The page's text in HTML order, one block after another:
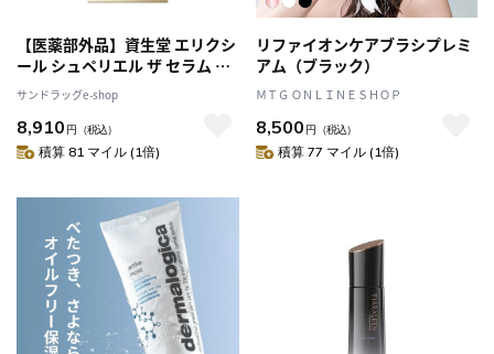
【医薬部外品】資生堂 エリクシ
ール シュペリエル ザ セラム aa
50ml
サンドラッグe-shop
8,910 円 （税込）
積算 81 マイル (1倍)
リファイオンケアブラシプレミ
アム（ブラック）
ＭＴＧ ＯＮＬＩＮＥＳＨＯＰ
8,500 円 （税込）
積算 77 マイル (1倍)